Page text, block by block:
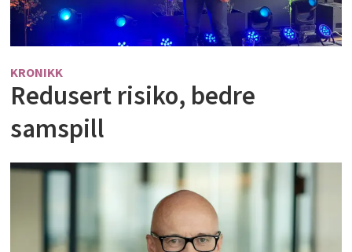
KRONIKK
Redusert risiko, bedre
samspill